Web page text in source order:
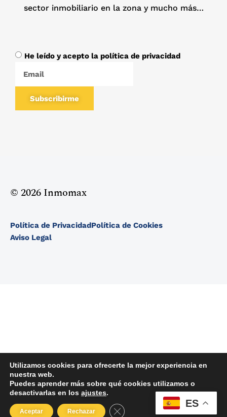
sector inmobiliario en la zona y mucho más…
He leído y acepto la política de privacidad
Subscribirme
© 2026 Inmomax
Política de PrivacidadPolítica de Cookies
Aviso Legal
ES
Utilizamos cookies para ofrecerte la mejor experiencia en
nuestra web.
Puedes aprender más sobre qué cookies utilizamos o
desactivarlas en los ajustes.
Aceptar Rechazar Cerrar el banner de cookies